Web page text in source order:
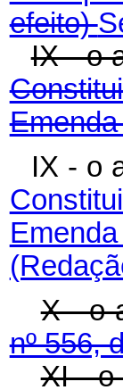
efeito)
IX - o
IX - o
X -
nº 556,
XI -